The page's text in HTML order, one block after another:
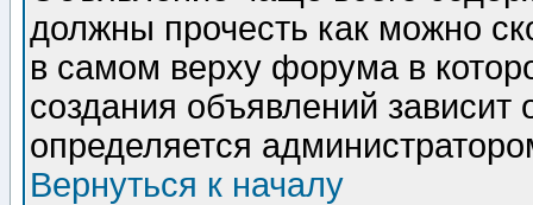
должны прочесть как можно
в самом верху форума в
создания объявлений зависит
определяется
Вернуться к началу